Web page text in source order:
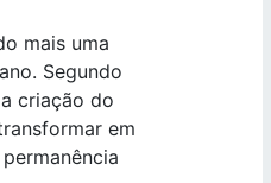
mais uma
Segundo
criação do
em